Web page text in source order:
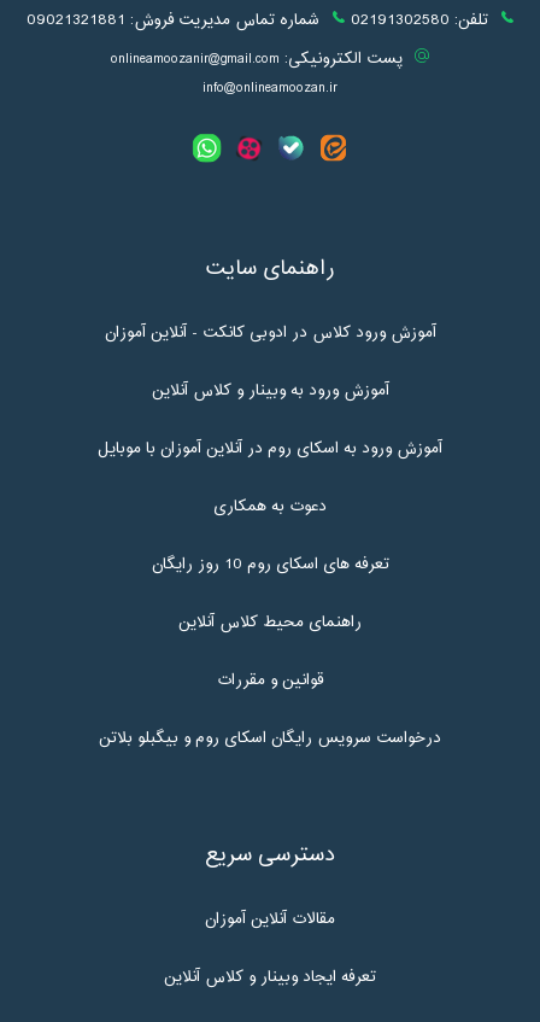
تلفن: 02191302580 شماره تماس مدیریت فروش: 09021321881
پست الکترونیکی: onlineamoozanir@gmail.com
info@onlineamoozan.ir
راهنمای سایت
آموزش ورود کلاس در ادوبی کانکت - آنلاین آموزان
آموزش ورود به وبینار و کلاس آنلاین
آموزش ورود به اسکای روم در آنلاین آموزان با موبایل
دعوت به همکاری
تعرفه های اسکای روم 10 روز رایگان
راهنمای محیط کلاس آنلاین
قوانین و مقررات
درخواست سرویس رایگان اسکای روم و بیگبلو بلاتن
دسترسی سریع
مقالات آنلاین آموزان
تعرفه ایجاد وبینار و کلاس آنلاین